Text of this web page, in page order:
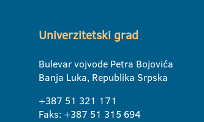
Univerzitetski grad
Bulevar vojvode Petra Bojovića
Banja Luka, Republika Srpska
+387 51 321 171
Faks: +387 51 315 694